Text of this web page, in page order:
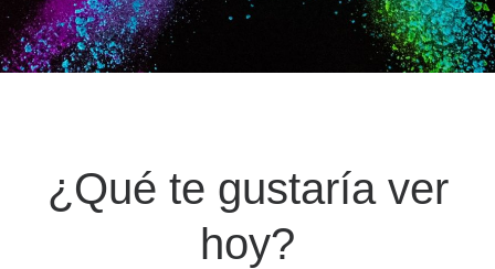
¿Qué te gustaría ver
hoy?